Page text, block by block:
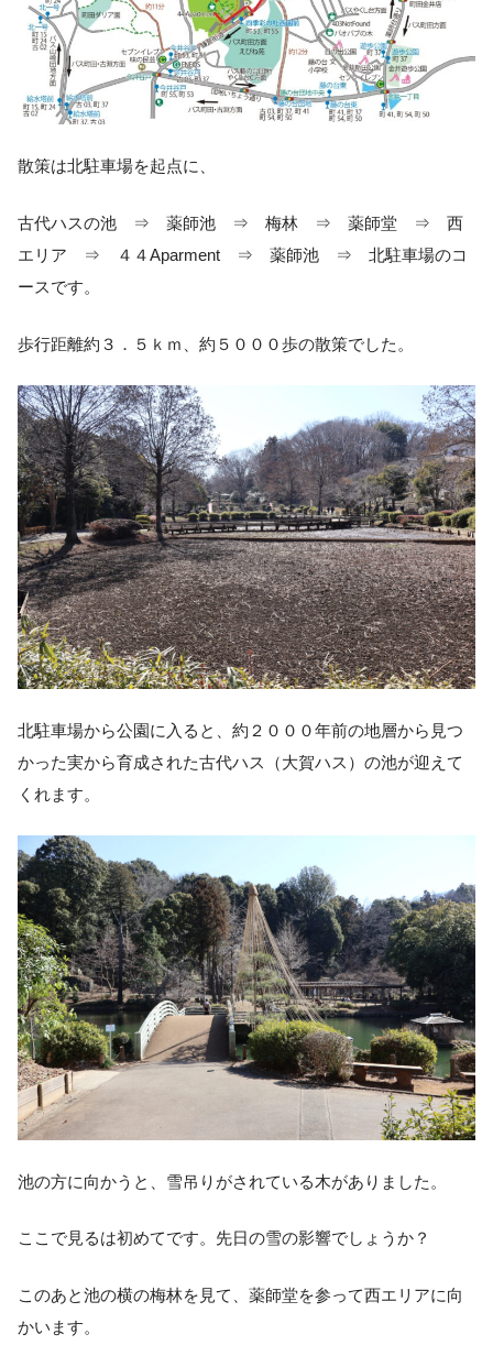
散策は北駐車場を起点に、
古代ハスの池 ⇒ 薬師池 ⇒ 梅林 ⇒ 薬師堂 ⇒ 西
エリア ⇒ ４４Aparment ⇒ 薬師池 ⇒ 北駐車場のコ
ースです。
歩行距離約３．５ｋｍ、約５０００歩の散策でした。
北駐車場から公園に入ると、約２０００年前の地層から見つ
かった実から育成された古代ハス（大賀ハス）の池が迎えて
くれます。
池の方に向かうと、雪吊りがされている木がありました。
ここで見るは初めてです。先日の雪の影響でしょうか？
このあと池の横の梅林を見て、薬師堂を参って西エリアに向
かいます。